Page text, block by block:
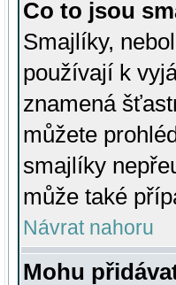
Co to jsou
Smajlíky,
používají k
znamená
můžete
smajlíky
může také
Návrat nahoru
Mohu